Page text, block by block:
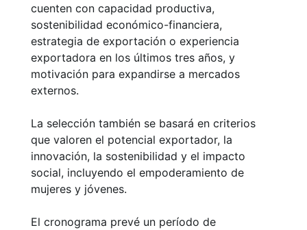
cuenten con capacidad productiva,
sostenibilidad económico-financiera,
estrategia de exportación o experiencia
exportadora en los últimos tres años, y
motivación para expandirse a mercados
externos.
La selección también se basará en criterios
que valoren el potencial exportador, la
innovación, la sostenibilidad y el impacto
social, incluyendo el empoderamiento de
mujeres y jóvenes.
El cronograma prevé un período de